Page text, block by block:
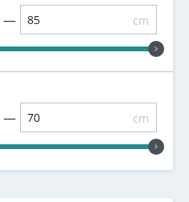
— cm
— cm